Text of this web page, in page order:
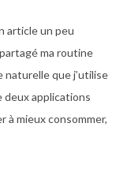
article un peu
ma routine
que j’utilise
applications
à mieux consommer,